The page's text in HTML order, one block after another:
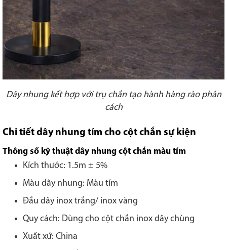
Dây nhung kết hợp với trụ chắn tạo hành hàng rào phân
cách
Chi tiết dây nhung tím cho cột chắn sự kiện
Thông số kỹ thuật dây nhung cột chắn màu tím
Kích thước: 1.5m ± 5%
Màu dây nhung: Màu tím
Đầu dây inox trắng/ inox vàng
Quy cách: Dùng cho cột chắn inox dây chùng
Xuất xứ: China